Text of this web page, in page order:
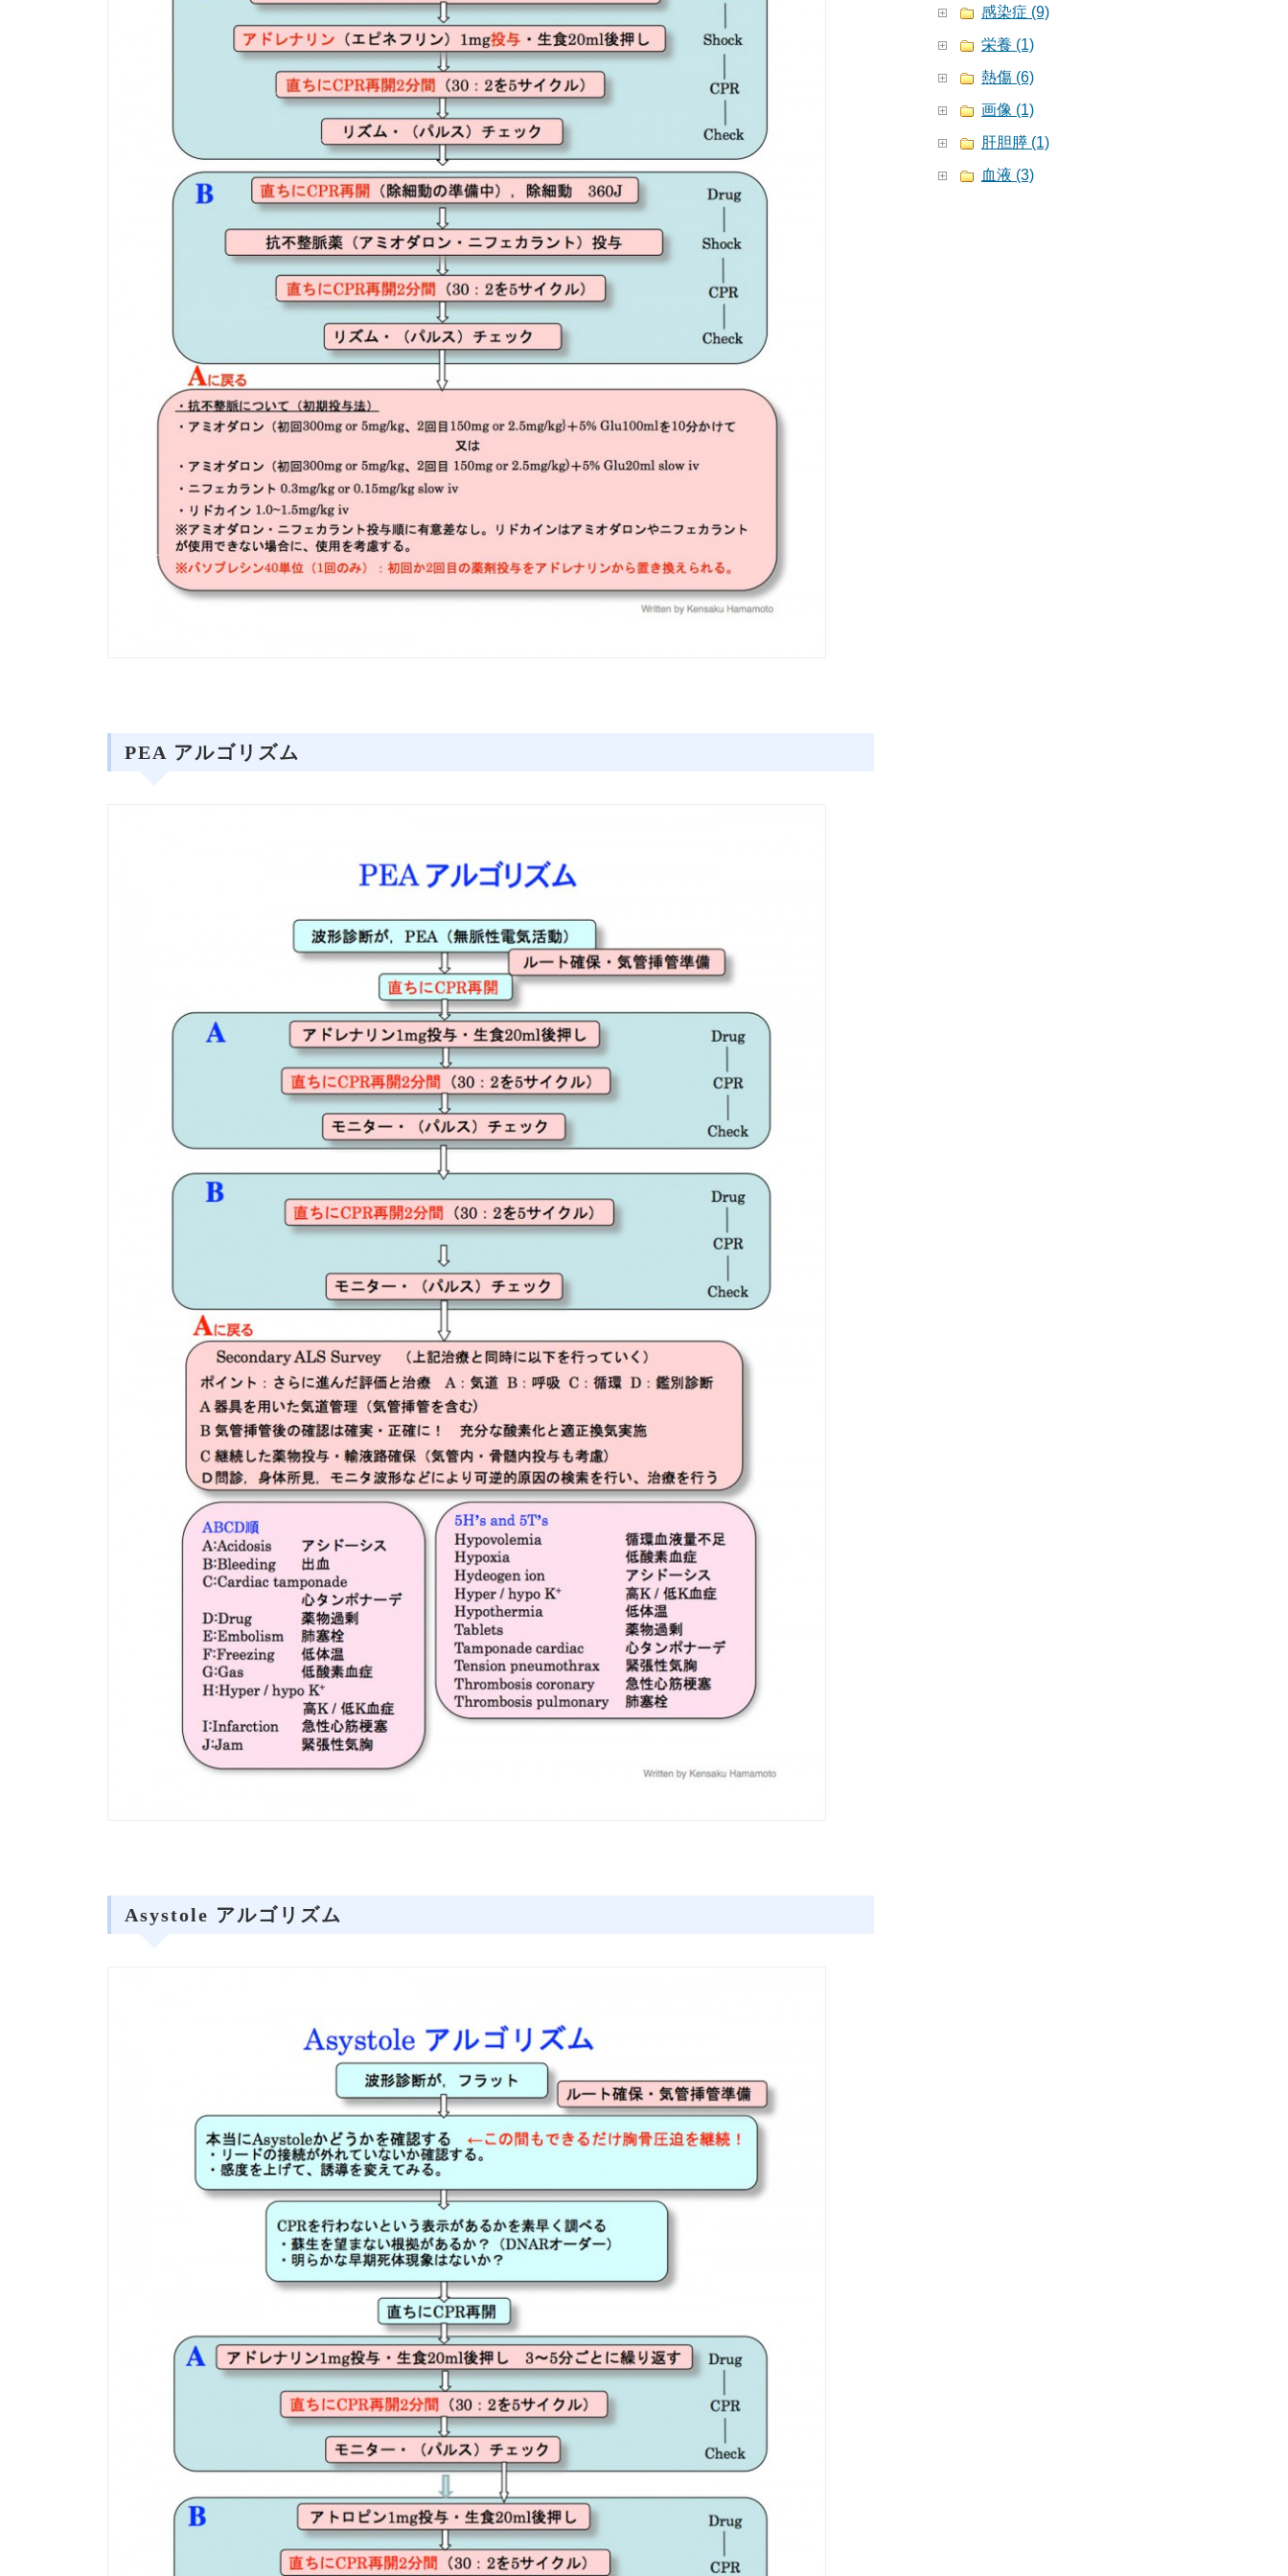
PEA アルゴリズム
Asystole アルゴリズム
感染症 (9)
栄養 (1)
熱傷 (6)
画像 (1)
肝胆膵 (1)
血液 (3)